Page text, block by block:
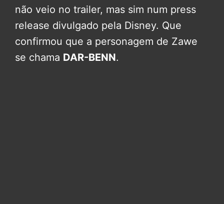
não veio no trailer, mas sim num press
release divulgado pela Disney. Que
confirmou que a personagem de Zawe
se chama DAR-BENN.